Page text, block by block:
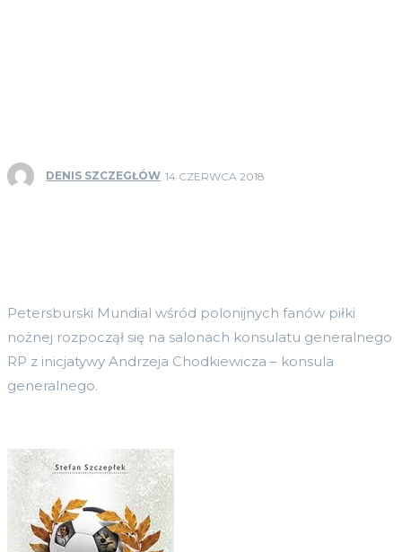
DENIS SZCZEGŁÓW 14 CZERWCA 2018
Petersburski Mundial wśród polonijnych fanów piłki
nożnej rozpoczął się na salonach konsulatu generalnego
RP z inicjatywy Andrzeja Chodkiewicza – konsula
generalnego.